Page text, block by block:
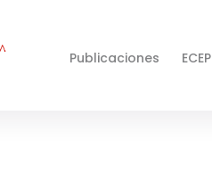
Publicaciones ECEP